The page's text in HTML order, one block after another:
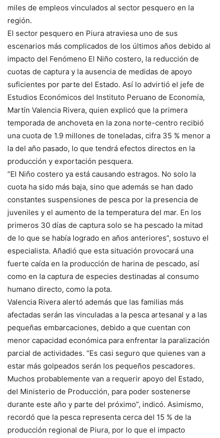
miles de empleos vinculados al sector pesquero en la
región.
El sector pesquero en Piura atraviesa uno de sus
escenarios más complicados de los últimos años debido al
impacto del Fenómeno El Niño costero, la reducción de
cuotas de captura y la ausencia de medidas de apoyo
suficientes por parte del Estado. Así lo advirtió el jefe de
Estudios Económicos del Instituto Peruano de Economía,
Martín Valencia Rivera, quien explicó que la primera
temporada de anchoveta en la zona norte-centro recibió
una cuota de 1.9 millones de toneladas, cifra 35 % menor a
la del año pasado, lo que tendrá efectos directos en la
producción y exportación pesquera.
“El Niño costero ya está causando estragos. No solo la
cuota ha sido más baja, sino que además se han dado
constantes suspensiones de pesca por la presencia de
juveniles y el aumento de la temperatura del mar. En los
primeros 30 días de captura solo se ha pescado la mitad
de lo que se había logrado en años anteriores”, sostuvo el
especialista. Añadió que esta situación provocará una
fuerte caída en la producción de harina de pescado, así
como en la captura de especies destinadas al consumo
humano directo, como la pota.
Valencia Rivera alertó además que las familias más
afectadas serán las vinculadas a la pesca artesanal y a las
pequeñas embarcaciones, debido a que cuentan con
menor capacidad económica para enfrentar la paralización
parcial de actividades. “Es casi seguro que quienes van a
estar más golpeados serán los pequeños pescadores.
Muchos probablemente van a requerir apoyo del Estado,
del Ministerio de Producción, para poder sostenerse
durante este año y parte del próximo”, indicó. Asimismo,
recordó que la pesca representa cerca del 15 % de la
producción regional de Piura, por lo que el impacto